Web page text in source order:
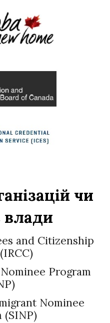
чи
влади
and Citizenship
Program
Nominee
(SINP)